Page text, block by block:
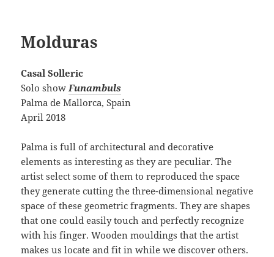
Molduras
Casal Solleric
Solo showFunambuls
Palma de Mallorca, Spain
April 2018
Palma is full of architectural and decorative
elements as interesting as they are peculiar. The
artist select some of them to reproduced the space
they generate cutting the three-dimensional negative
space of these geometric fragments. They are shapes
that one could easily touch and perfectly recognize
with his finger. Wooden mouldings that the artist
makes us locate and fit in while we discover others.